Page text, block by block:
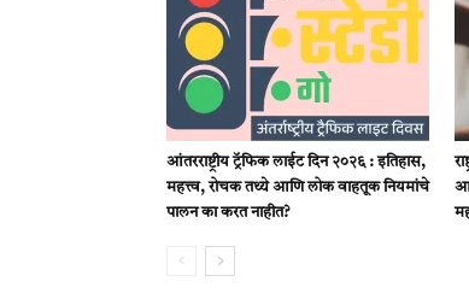
आंतरराष्ट्रीय ट्रॅफिक लाईट दिन २०२६ : इतिहास,
महत्त्व, रोचक तथ्ये आणि लोक वाहतूक नियमांचे
पालन का करत नाहीत?